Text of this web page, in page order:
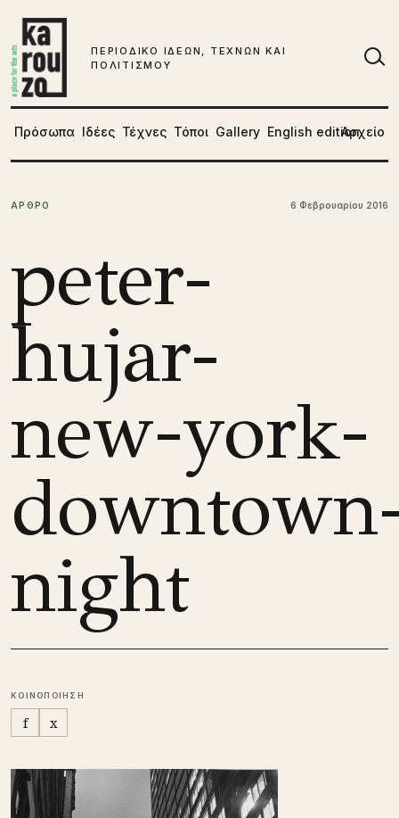
ΠΕΡΙΟΔΙΚΟ ΙΔΕΩΝ, ΤΕΧΝΩΝ ΚΑΙ
ΠΟΛΙΤΙΣΜΟΥ
Πρόσωπα Ιδέες Τέχνες Τόποι Gallery English editionΑρχείο
ΑΡΘΡΟ 6 Φεβρουαρίου 2016
peter-
hujar-
new-york-
night
ΚΟΙΝΟΠΟΙΗΣΗ
f x